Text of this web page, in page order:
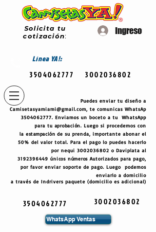
Solicita tu
cotización:
Ingreso
LíneaYA!:
3504062777 3002036802
Puedes enviar tu diseño a
Camisetasyamiami@gmail.com, te comunicas WhatsAp
3504062777. Enviamos un boceto a tu WhatsApp
para tu aprobación. Luego si procedemos con
laestampación de su prenda, importante abonar el
50% del valor total. Para el pago lo puedes hacerlo
por nequi 3002036802 o Daviplata al
3192396449 únicos números Autorizados para pago,
por favor enviar soporte de pago. Luego podemos
enviarlo a domicilio
a través de Indrivers paquete (domicilio es adicional)
3504062777 3002036802
WhatsApp Ventas